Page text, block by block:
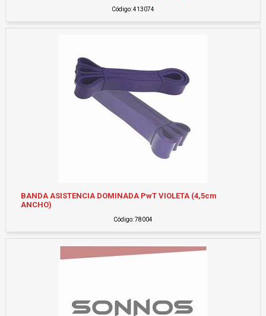
Código: 413074
BANDA ASISTENCIA DOMINADA PwT VIOLETA (4,5cm
ANCHO)
Código: 78004